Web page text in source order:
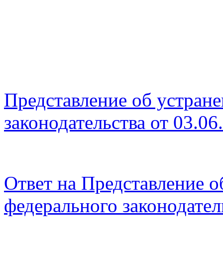
Представление об
законодательства от
Ответ на Представление
федерального